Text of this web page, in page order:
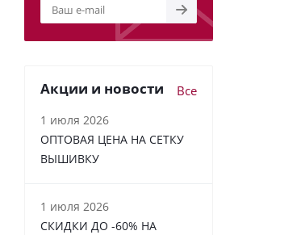
Акции и новости Все
1 июля 2026
ОПТОВАЯ ЦЕНА НА СЕТКУ
ВЫШИВКУ
1 июля 2026
СКИДКИ ДО -60% НА